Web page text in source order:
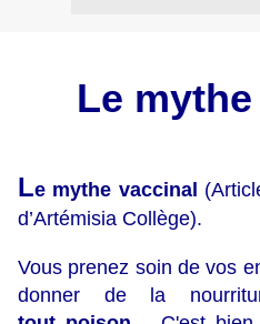
Le
Le mythe vaccinal
d’Artémisia Collège).
Vous prenez soin de vos
donner de la